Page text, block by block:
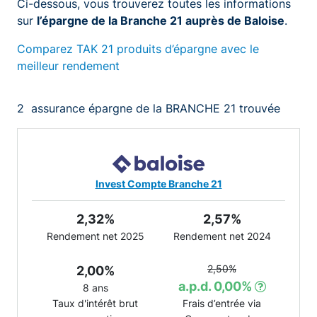
Ci-dessous, vous trouverez toutes les informations
sur l’épargne de la Branche 21 auprès de Baloise.
Comparez TAK 21 produits d’épargne avec le
meilleur rendement
2 assurance épargne de la BRANCHE 21 trouvée
Invest Compte Branche 21
2,32%
Rendement net 2025
2,57%
Rendement net 2024
2,00%
8 ans
Taux d'intérêt brut
2,50%
a.p.d. 0,00%
Frais d’entrée via